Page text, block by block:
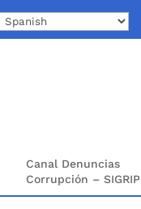
Canal Denuncias
Corrupción – SIGRIP